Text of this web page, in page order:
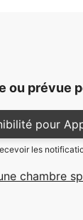
ou prévue
pour
les
chambre